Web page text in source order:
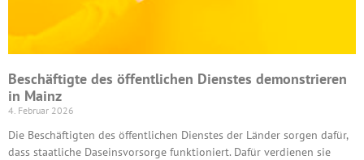
Beschäftigte des öffentlichen Dienstes demonstrieren
in Mainz
4. Februar 2026
Die Beschäftigten des öffentlichen Dienstes der Länder sorgen dafür,
dass staatliche Daseinsvorsorge funktioniert. Dafür verdienen sie